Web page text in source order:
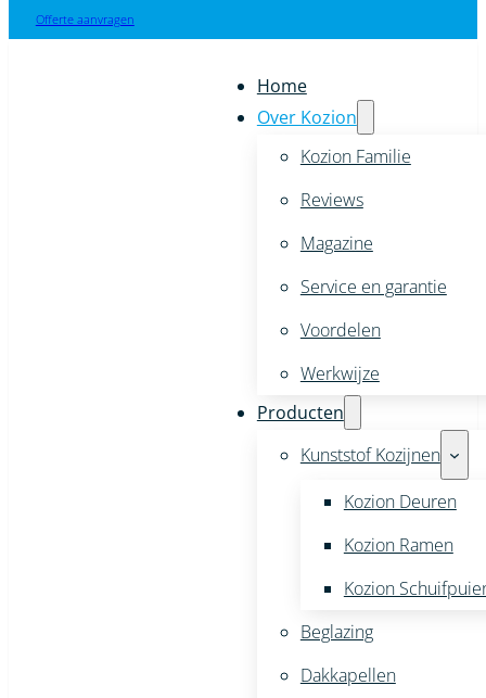
Offerte aanvragen
Home
Over Kozion
Kozion Familie
Reviews
Magazine
Service en garantie
Voordelen
Werkwijze
Producten
Kunststof Kozijnen
Kozion Deuren
Kozion Ramen
Kozion
Beglazing
Dakkapellen